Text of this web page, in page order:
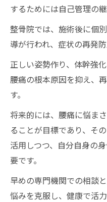
するためには自己管理の
整骨院では、施術後に個
導が行われ、症状の再発
正しい姿勢作り、体幹強
腰痛の根本原因を抑え、
す。
将来的には、腰痛に悩ま
ることが目標であり、そ
活用しつつ、自分自身の
要です。
早めの専門機関での相談
悩みを克服し、健康で活